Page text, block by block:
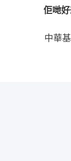
佢哋
中華